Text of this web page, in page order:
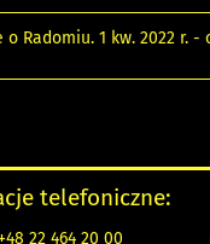
Radomiu. 1 kw. 2022 r.
telefoniczne:
22 464 20 00